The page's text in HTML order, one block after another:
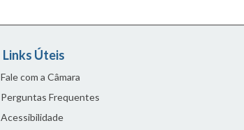
Links Úteis
Fale com a Câmara
Perguntas Frequentes
Acessibilidade